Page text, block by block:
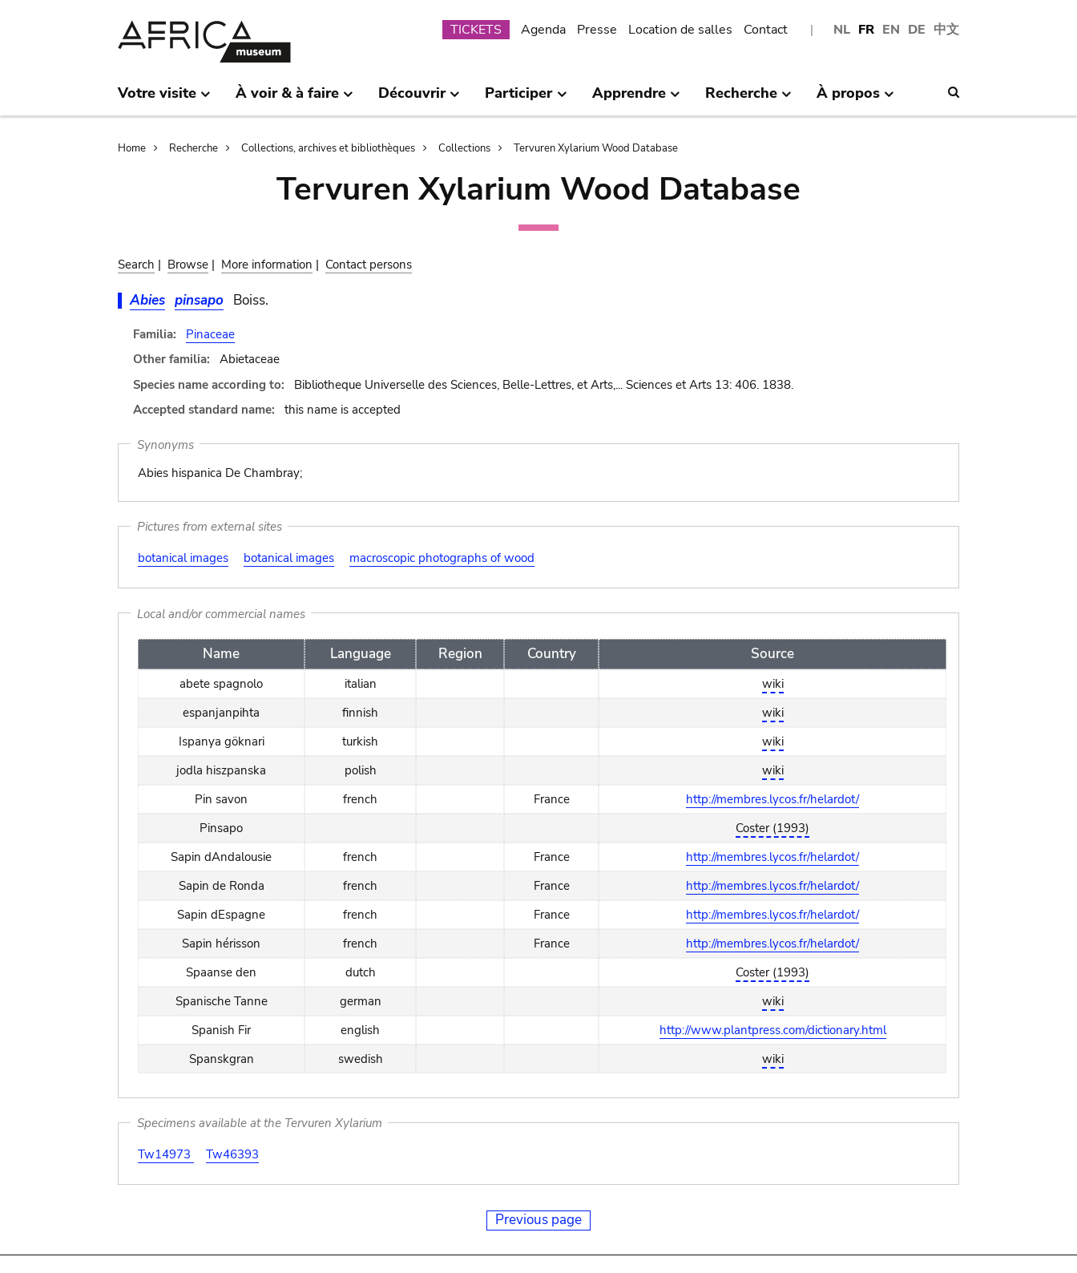
NL FR EN DE 中文
Submenu
TICKETS Agenda Presse Location de salles Contact
Votre visite À voir & à faire Découvrir Participer Apprendre Recherche À propos
Breadcrumb
Home Recherche Collections, archives et bibliothèques Collections Tervuren Xylarium Wood Database
Tervuren Xylarium Wood Database
Search | Browse | More information | Contact persons
Abies pinsapo Boiss.
Familia:
Pinaceae
Other familia:
Abietaceae
Species name according to:
Bibliotheque Universelle des Sciences, Belle-Lettres, et Arts,... Sciences et Arts 13: 406. 1838.
Accepted standard name:
this name is accepted
Synonyms
Abies hispanica De Chambray;
Pictures from external sites
botanical images
botanical images macroscopic photographs of wood
Local and/or commercial names
Name Language Region Country Source
abete spagnolo italian
wiki
espanjanpihta
finnish
wiki
Ispanya göknari
turkish
wiki
jodla hiszpanska
polish
wiki
Pin savon
french France
http://membres.lycos.fr/helardot/
Pinsapo
Coster (1993)
Sapin dAndalousie
french France
http://membres.lycos.fr/helardot/
Sapin de Ronda
french France
http://membres.lycos.fr/helardot/
Sapin dEspagne
french France
http://membres.lycos.fr/helardot/
Sapin hérisson
french France
http://membres.lycos.fr/helardot/
Spaanse den
dutch
Coster (1993)
Spanische Tanne
german
wiki
Spanish Fir
english
http://www.plantpress.com/dictionary.html
Spanskgran
swedish wiki
Specimens available at the Tervuren Xylarium
Tw14973
Tw46393
Previous page